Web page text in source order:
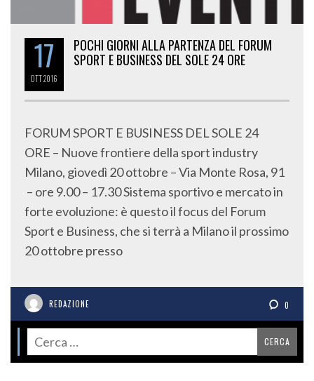
17
OTT2016
POCHI GIORNI ALLA PARTENZA DEL FORUM
SPORT E BUSINESS DEL SOLE 24 ORE
FORUM SPORT E BUSINESS DEL SOLE 24
ORE – Nuove frontiere della sport industry
Milano, giovedì 20 ottobre – Via Monte Rosa, 91
– ore 9.00 – 17.30 Sistema sportivo e mercato in
forte evoluzione: è questo il focus del Forum
Sport e Business, che si terrà a Milano il prossimo
20 ottobre presso
REDAZIONE 0